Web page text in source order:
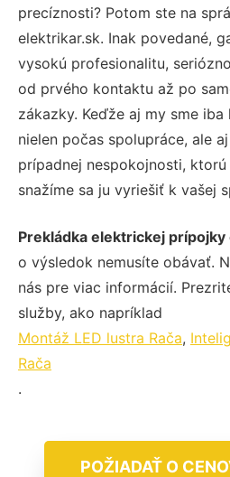
precíznosti? Potom ste na
elektrikar.sk. Inak povedané,
vysokú profesionalitu,
od prvého kontaktu až po
zákazky. Keďže aj my sme
nielen počas spolupráce, ale
prípadnej nespokojnosti,
snažíme sa ju vyriešiť k vašej
Prekládka elektrickej prípojky
o výsledok nemusíte obávať.
nás pre viac informácií.
služby, ako napríklad
Montáž LED lustra Rača,
Rača
.
POŽIADAŤ O